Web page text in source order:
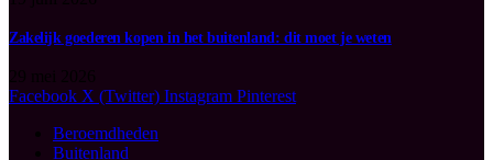
Zakelijk goederen kopen in het buitenland: dit moet je weten
Facebook X (Twitter) Instagram Pinterest
Beroemdheden
Buitenland